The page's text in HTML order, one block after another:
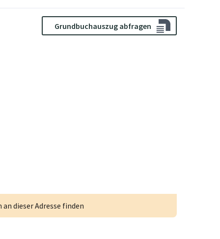
Grundbuchauszug abfragen
dieser Adresse finden